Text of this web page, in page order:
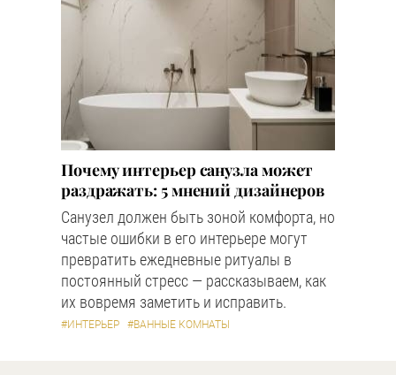
Почему интерьер санузла может
раздражать: 5 мнений дизайнеров
Санузел должен быть зоной комфорта, но
частые ошибки в его интерьере могут
превратить ежедневные ритуалы в
постоянный стресс — рассказываем, как
их вовремя заметить и исправить.
#ИНТЕРЬЕР #ВАННЫЕ КОМНАТЫ